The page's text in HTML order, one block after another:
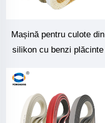
Mașină pentru culote din
silikon cu benzi plăcinte